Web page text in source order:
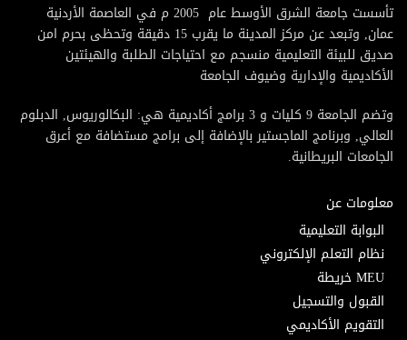
تأسست جامعة الشرق الأوسط عام 2005 م في العاصمة الأردنية
عمان, وتبعد عن مركز المدينة ما يقرب 15 دقيقة وتحظى بحرم امن
صديق للبيئة التعليمية منسجم مع احتياجات الطلبة والهيئتين
الأكاديمية والإدارية وضيوف الجامعة
وتضم الجامعة 9 كليات و 3 برامج أكاديمية هي: البكالوريوس, الدبلوم
العالي, وبرنامج الماجستير بالإضافة إلى برامج مستضافة مع أعرق
الجامعات البريطانية.
معلومات عن
البوابة التعليمية
نظام التعلم الإلكتروني
MEU خريطة
القبول والتسجيل
التقويم الأكاديمي